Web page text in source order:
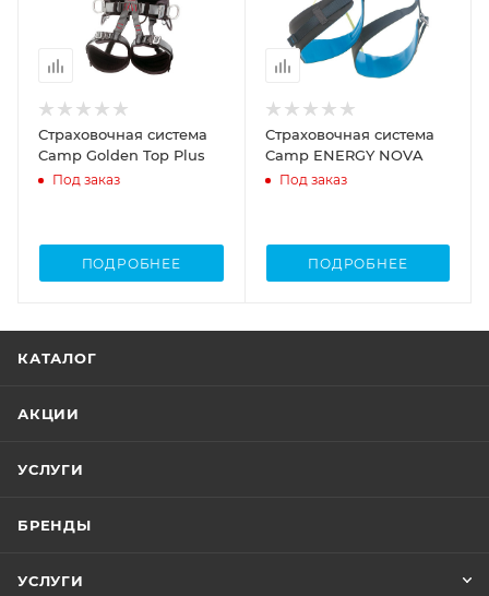
Страховочная система
Camp Golden Top Plus
Под заказ
ПОДРОБНЕЕ
Страховочная система
Camp ENERGY NOVA
Под заказ
ПОДРОБНЕЕ
КАТАЛОГ
АКЦИИ
УСЛУГИ
БРЕНДЫ
УСЛУГИ